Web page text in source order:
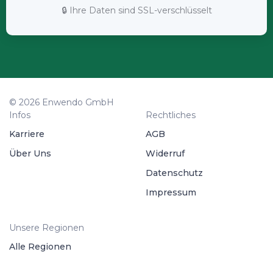
🔒 Ihre Daten sind SSL-verschlüsselt
© 2026 Enwendo GmbH
Infos
Karriere
Über Uns
Rechtliches
AGB
Widerruf
Datenschutz
Impressum
Unsere Regionen
Alle Regionen